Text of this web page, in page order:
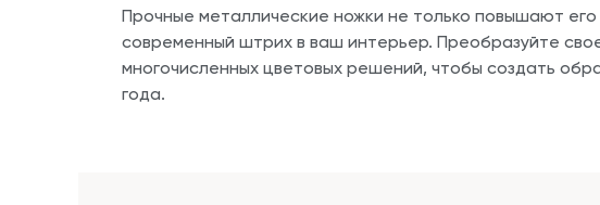
Прочные металлические ножки не только повышают его
современный штрих в ваш интерьер. Преобразуйте
многочисленных цветовых решений, чтобы создать
года.